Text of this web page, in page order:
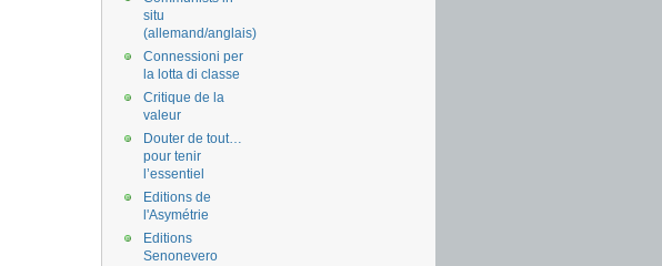
situ
(allemand/anglais)
Connessioni per
la lotta di classe
Critique de la
valeur
Douter de tout…
pour tenir
l’essentiel
Editions de
l'Asymétrie
Editions
Senonevero